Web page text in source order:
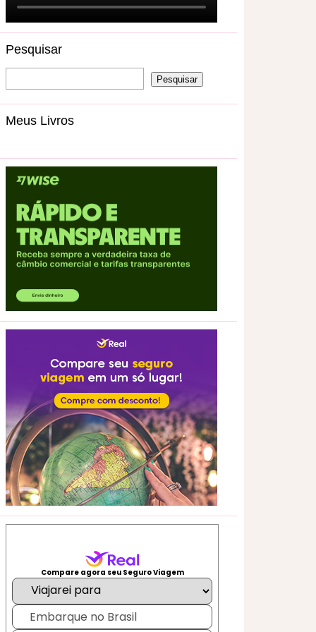
Pesquisar
Meus Livros